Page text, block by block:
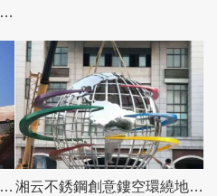
非凡創意不銹鋼地球儀雕塑——打造精美廣場
校園大型不銹鋼手托舉地球儀雕塑 湘云不銹鋼創意鏤空環繞地球儀雕塑